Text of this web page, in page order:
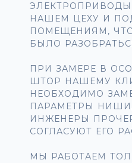
НАШЕМ ЦЕХУ И
ПОМЕЩЕНИЯМ,
БЫЛО
ПРИ ЗАМЕРЕ В
ШТОР НАШЕМУ
НЕОБХОДИМО
ПАРАМЕТРЫ
ИНЖЕНЕРЫ
СОГЛАСУЮТ ЕГО
МЫ РАБОТАЕМ